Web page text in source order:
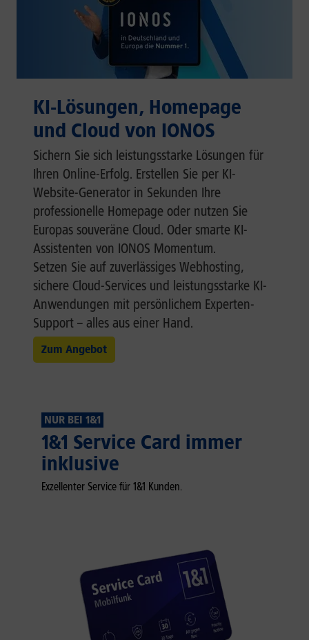
KI-Lösungen, Homepage
und Cloud von IONOS
Sichern Sie sich leistungsstarke Lösungen für
Ihren Online-Erfolg. Erstellen Sie per KI-
Website-Generator in Sekunden Ihre
professionelle Homepage oder nutzen Sie
Europas souveräne Cloud. Oder smarte KI-
Assistenten von IONOS Momentum.
Setzen Sie auf zuverlässiges Webhosting,
sichere Cloud-Services und leistungsstarke KI-
Anwendungen mit persönlichem Experten-
Support – alles aus einer Hand.
Zum Angebot
NUR BEI 1&1
1&1 Service Card immer
inklusive
Exzellenter Service für 1&1 Kunden.